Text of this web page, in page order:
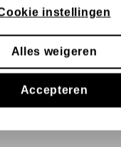
instellingen
Alles weigeren
Accepteren